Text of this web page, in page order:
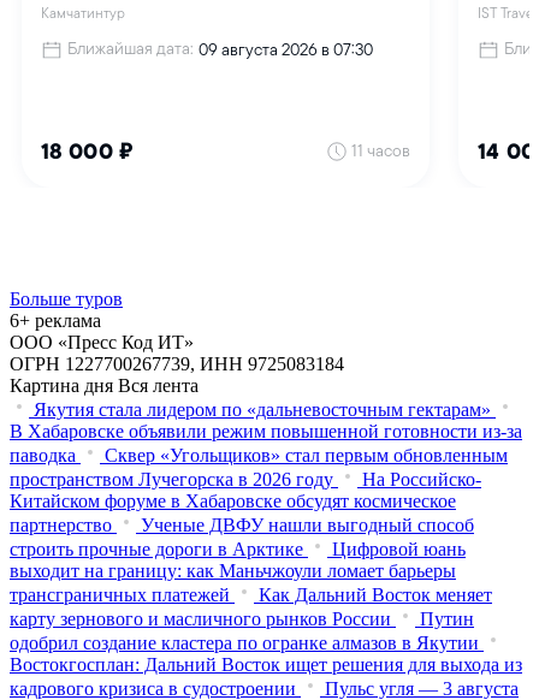
Больше туров
6+ реклама
ООО «Пресс Код ИТ»
ОГРН 1227700267739, ИНН 9725083184
Картина дня Вся лента
Якутия стала лидером по «дальневосточным гектарам»
В Хабаровске объявили режим повышенной готовности из‑за
паводка
Сквер «Угольщиков» стал первым обновленным
пространством Лучегорска в 2026 году
На Российско-
Китайском форуме в Хабаровске обсудят космическое
партнерство
Ученые ДВФУ нашли выгодный способ
строить прочные дороги в Арктике
Цифровой юань
выходит на границу: как Маньчжоули ломает барьеры
трансграничных платежей
Как Дальний Восток меняет
карту зернового и масличного рынков России
Путин
одобрил создание кластера по огранке алмазов в Якутии
Востокгосплан: Дальний Восток ищет решения для выхода из
кадрового кризиса в судостроении
Пульс угля — 3 августа